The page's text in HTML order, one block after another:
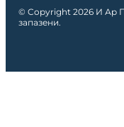
© Copyright 2026 И Ар
запазени.